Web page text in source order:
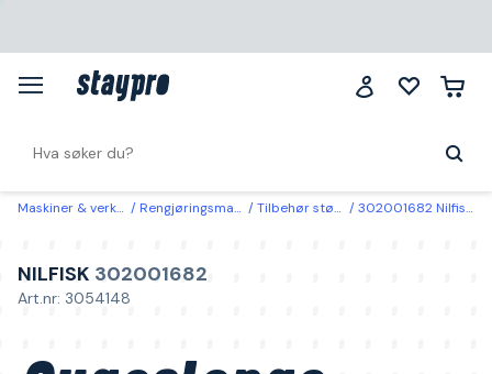
Maskiner & verktøy Rengjøringsmaskiner Tilbehør støvsugere 302001682 Nilfisk Sugeslange
NILFISK 302001682
Art.nr: 3054148